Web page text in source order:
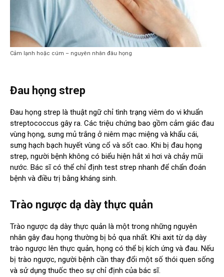
Cảm lạnh hoặc cúm – nguyên nhân đâu họng
Đau họng strep
Đau họng strep là thuật ngữ chỉ tình trạng viêm do vi khuẩn
streptococcus gây ra. Các triệu chứng bao gồm cảm giác đau
vùng họng, sưng mủ trắng ở niêm mạc miệng và khẩu cái,
sưng hạch bạch huyết vùng cổ và sốt cao. Khi bị đau họng
strep, người bệnh không có biểu hiện hắt xì hơi và chảy mũi
nước. Bác sĩ có thể chỉ định test strep nhanh để chẩn đoán
bệnh và điều trị bằng kháng sinh.
Trào ngược dạ dày thực quản
Trào ngược dạ dày thực quản là một trong những nguyên
nhân gây đau họng thường bị bỏ qua nhất. Khi axit từ dạ dày
trào ngược lên thực quản, họng có thể bị kích ứng và đau. Nếu
bị trào ngược, người bệnh cần thay đổi một số thói quen sống
và sử dụng thuốc theo sự chỉ định của bác sĩ.